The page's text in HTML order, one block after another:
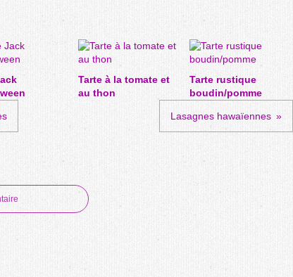
Tarte à la tomate et
au thon
Tarte rustique
boudin/pomme
Lasagnes hawaïennes